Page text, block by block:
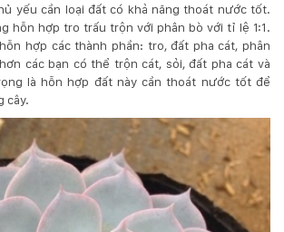
yếu cần loại đất có khả năng thoát nước tốt.
hỗn hợp tro trấu trộn với phân bò với tỉ lệ 1:1.
hợp các thành phần: tro, đất pha cát, phân
các bạn có thể trộn cát, sỏi, đất pha cát và
là hỗn hợp đất này cần thoát nước tốt để
cây.